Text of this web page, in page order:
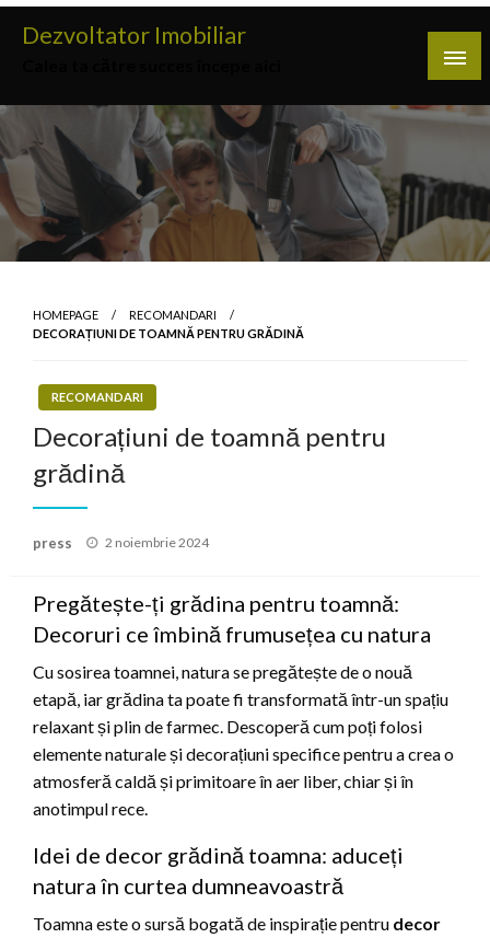
Skip
Dezvoltator Imobiliar
HOMEPAGE
RECOMANDARI
DECORAȚIUNI DE TOAMNĂ PENTRU GRĂDINĂ
RECOMANDARI
Decorațiuni de toamnă pentru
grădină
press
Posted
2 noiembrie 2024
Pregătește-ți grădina pentru toamnă:
Decoruri ce îmbină frumusețea cu natura
Cu sosirea toamnei, natura se pregătește de o nouă
etapă, iar grădina ta poate fi transformată într-un spațiu
relaxant și plin de farmec. Descoperă cum poți folosi
elemente naturale și decorațiuni specifice pentru a crea o
atmosferă caldă și primitoare în aer liber, chiar și în
anotimpul rece.
Idei de decor grădină toamna: aduceți
natura în curtea dumneavoastră
Toamna este o sursă bogată de inspirație pentru decor